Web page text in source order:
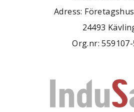
Adress:
24493
Org.nr: